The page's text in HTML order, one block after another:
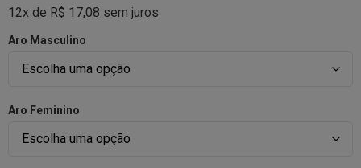
12x de R$ 17,08 sem juros
Aro Masculino
Aro Feminino